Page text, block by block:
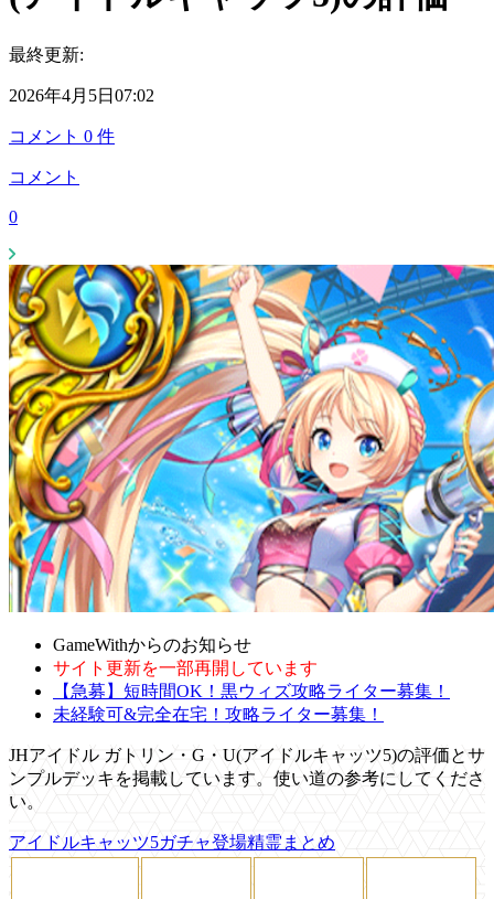
最終更新:
2026年4月5日07:02
コメント 0 件
コメント
0
GameWithからのお知らせ
サイト更新を一部再開しています
【急募】短時間OK！黒ウィズ攻略ライター募集！
未経験可&完全在宅！攻略ライター募集！
JHアイドル ガトリン・G・U(アイドルキャッツ5)の評価とサ
ンプルデッキを掲載しています。使い道の参考にしてくださ
い。
アイドルキャッツ5ガチャ登場精霊まとめ